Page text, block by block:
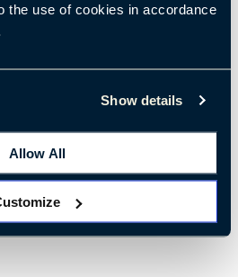
the use of cookies in accordance
Show details
Allow All
2分
静かで人間らしい瞬間を探究し
ング ちょっとしたお話